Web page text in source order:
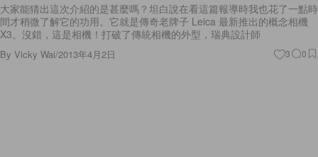
大家能猜出這次介紹的是甚麼嗎？坦白說在看這篇報導時我也花了一點時
間才稍微了解它的功用。它就是傳奇老牌子 Leica 最新推出的概念相機
X3。沒錯，這是相機！打破了傳統相機的外型，瑞典設計師
By Vicky Wai/2013年4月2日 3 0